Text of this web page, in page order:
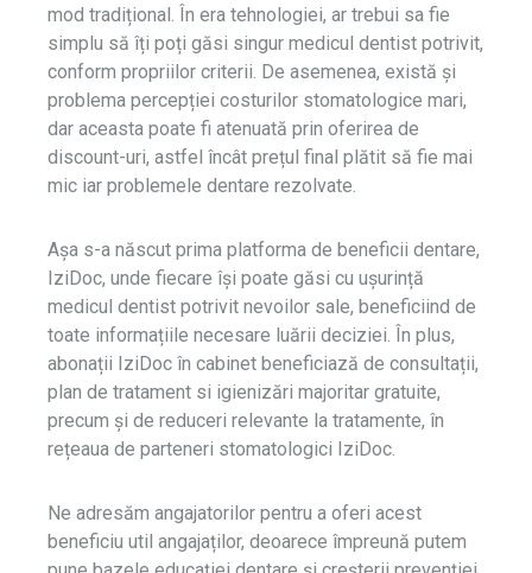
mod tradițional. În era tehnologiei, ar trebui sa fie
simplu să îți poți găsi singur medicul dentist potrivit,
conform propriilor criterii. De asemenea, există și
problema percepției costurilor stomatologice mari,
dar aceasta poate fi atenuată prin oferirea de
discount-uri, astfel încât prețul final plătit să fie mai
mic iar problemele dentare rezolvate.
Așa s-a născut prima platforma de beneficii dentare,
IziDoc, unde fiecare își poate găsi cu ușurință
medicul dentist potrivit nevoilor sale, beneficiind de
toate informațiile necesare luării deciziei. În plus,
abonații IziDoc în cabinet beneficiază de consultații,
plan de tratament si igienizări majoritar gratuite,
precum și de reduceri relevante la tratamente, în
rețeaua de parteneri stomatologici IziDoc.
Ne adresăm angajatorilor pentru a oferi acest
beneficiu util angajaților, deoarece împreună putem